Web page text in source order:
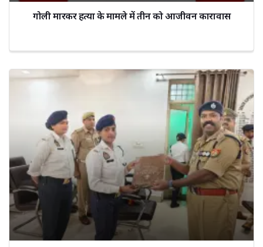
गोली मारकर हत्या के मामले में तीन को आजीवन कारावास